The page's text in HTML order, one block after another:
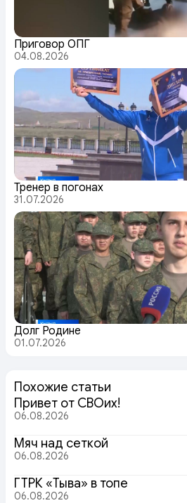
Приговор ОПГ
04.08.2026
Тренер в погонах
31.07.2026
Долг Родине
01.07.2026
Похожие статьи
Привет от СВОих!
06.08.2026
Мяч над сеткой
06.08.2026
ГТРК «Тыва» в топе
06.08.2026